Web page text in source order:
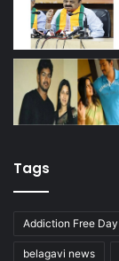
Tags
Addiction Free Day
belagavi news